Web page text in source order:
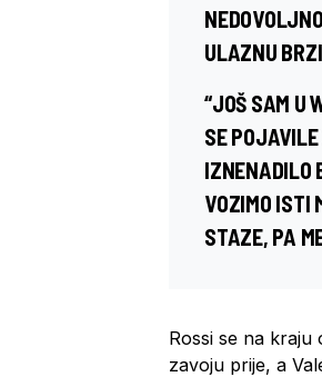
ULAZNU
“JOŠ SAM U
SE
IZNENADILO
VOZIMO ISTI
STAZE, PA
Rossi se na
zavoju prije, a